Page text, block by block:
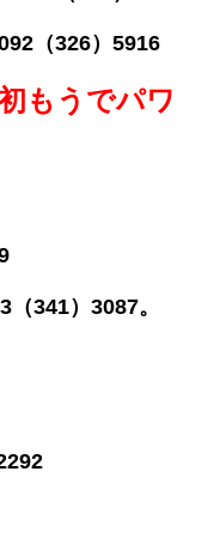
（326）5916
もうでパワ
341）3087。